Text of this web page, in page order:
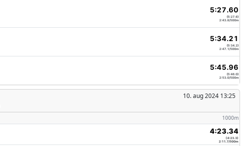
5:27.60
(5:27.6)
2:43.8/500m
5:34.21
(5:34.2)
2:47.1/500m
5:45.96
(5:46.0)
2:53.0/500m
10. aug 2024 13:25
1000m
4:23.34
(4:23.3)
2:11.7/500m